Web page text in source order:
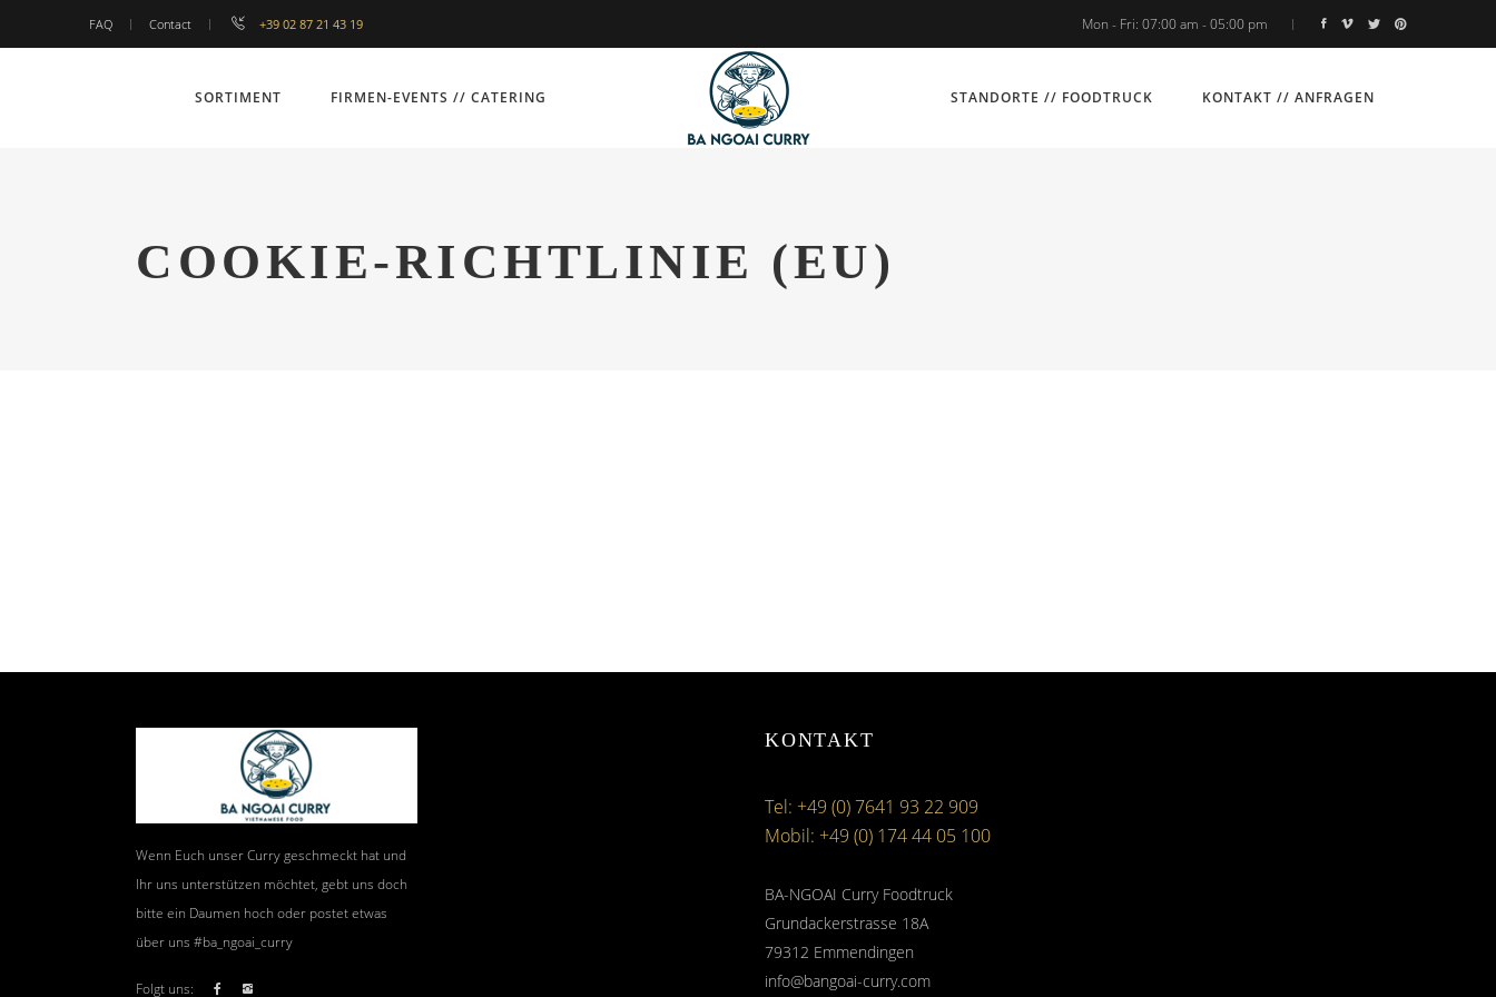
FAQ Contact +39 02 87 21 43 19 Mon - Fri: 07:00 am - 05:00 pm
SORTIMENT FIRMEN-EVENTS // CATERING STANDORTE // FOODTRUCK KONTAKT // ANFRAGEN
COOKIE-RICHTLINIE (EU)
Wenn Euch unser Curry geschmeckt hat und
Ihr uns unterstützen möchtet, gebt uns doch
bitte ein Daumen hoch oder postet etwas
über uns #ba_ngoai_curry
Folgt uns:
KONTAKT
Tel: +49 (0) 7641 93 22 909
Mobil: +49 (0) 174 44 05 100
BA-NGOAI Curry Foodtruck
Grundackerstrasse 18A
79312 Emmendingen
info@bangoai-curry.com